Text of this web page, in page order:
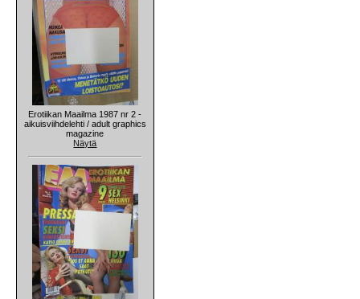
Erotiikan Maailma 1987 nr 2 -
aikuisviihdelehti / adult graphics
magazine
Näytä